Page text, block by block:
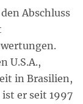
Abschluss
U.S.A.,
in Brasilien,
er seit 1997